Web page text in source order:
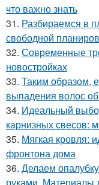
что важно знать
31. Разбираемся в
свободной
32. Современные
новостройках
33. Таким образом,
выпадения волос
34. Идеальный
карнизных свесов:
35. Мягкая кровля:
фронтона дома
36. Делаем
руками. Материалы